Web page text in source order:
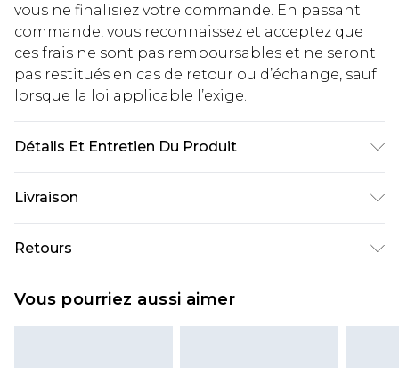
vous ne finalisiez votre commande. En passant
commande, vous reconnaissez et acceptez que
ces frais ne sont pas remboursables et ne seront
pas restitués en cas de retour ou d’échange, sauf
lorsque la loi applicable l’exige.
Détails Et Entretien Du Produit
laver à l'envers, repasser sur l'envers Le
Livraison
Livraison standard France
€2.99
Livraison express France
Retours
à compter de la réception pour nous retourner
Vous pourriez aussi aimer